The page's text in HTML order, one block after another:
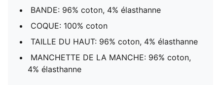
BANDE: 96% coton, 4% élasthanne
COQUE: 100% coton
TAILLE DU HAUT: 96% coton, 4% élasthanne
MANCHETTE DE LA MANCHE: 96% coton,
4% élasthanne